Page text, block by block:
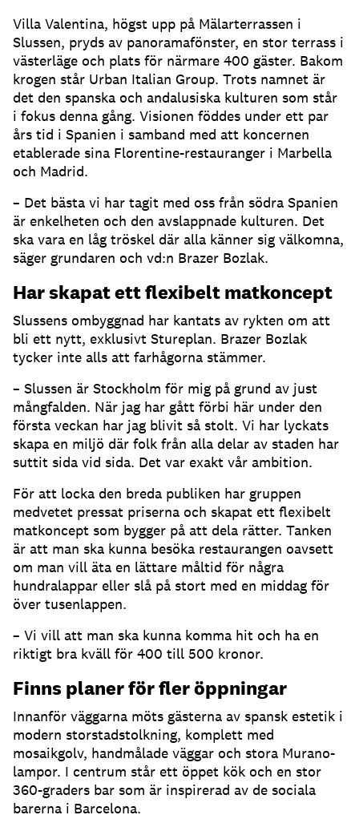
Villa Valentina, högst upp på Mälarterrassen i
Slussen, pryds av panoramafönster, en stor terrass i
västerläge och plats för närmare 400 gäster. Bakom
krogen står Urban Italian Group. Trots namnet är
det den spanska och andalusiska kulturen som står
i fokus denna gång. Visionen föddes under ett par
års tid i Spanien i samband med att koncernen
etablerade sina Florentine-restauranger i Marbella
och Madrid.
– Det bästa vi har tagit med oss från södra Spanien
är enkelheten och den avslappnade kulturen. Det
ska vara en låg tröskel där alla känner sig välkomna,
säger grundaren och vd:n Brazer Bozlak.
Har skapat ett flexibelt matkoncept
Slussens ombyggnad har kantats av rykten om att
bli ett nytt, exklusivt Stureplan. Brazer Bozlak
tycker inte alls att farhågorna stämmer.
– Slussen är Stockholm för mig på grund av just
mångfalden. När jag har gått förbi här under den
första veckan har jag blivit så stolt. Vi har lyckats
skapa en miljö där folk från alla delar av staden har
suttit sida vid sida. Det var exakt vår ambition.
För att locka den breda publiken har gruppen
medvetet pressat priserna och skapat ett flexibelt
matkoncept som bygger på att dela rätter. Tanken
är att man ska kunna besöka restaurangen oavsett
om man vill äta en lättare måltid för några
hundralappar eller slå på stort med en middag för
över tusenlappen.
– Vi vill att man ska kunna komma hit och ha en
riktigt bra kväll för 400 till 500 kronor.
Finns planer för fler öppningar
Innanför väggarna möts gästerna av spansk estetik i
modern storstadstolkning, komplett med
mosaikgolv, handmålade väggar och stora Murano-
lampor. I centrum står ett öppet kök och en stor
360-graders bar som är inspirerad av de sociala
barerna i Barcelona.